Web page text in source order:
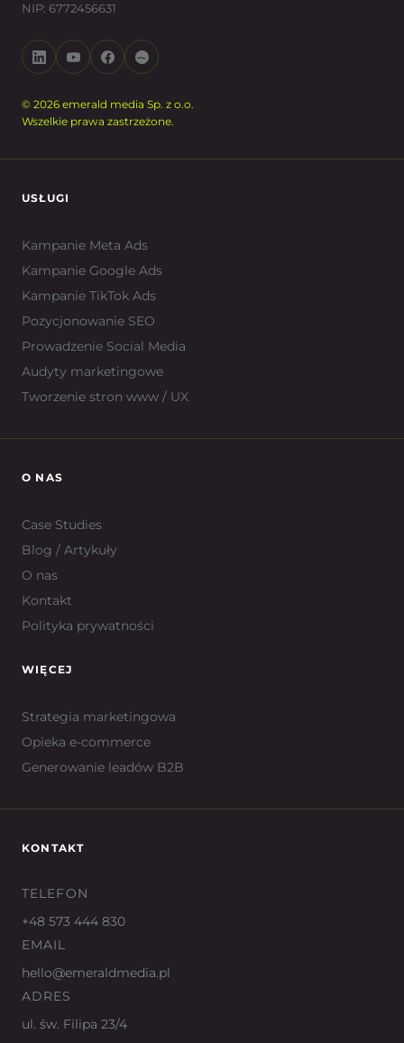
NIP: 6772456631
© 2026 emerald media Sp. z o.o.
Wszelkie prawa zastrzeżone.
USŁUGI
Kampanie Meta Ads
Kampanie Google Ads
Kampanie TikTok Ads
Pozycjonowanie SEO
Prowadzenie Social Media
Audyty marketingowe
Tworzenie stron www / UX
O NAS
Case Studies
Blog / Artykuły
O nas
Kontakt
Polityka prywatności
WIĘCEJ
Strategia marketingowa
Opieka e-commerce
Generowanie leadów B2B
KONTAKT
TELEFON
+48 573 444 830
EMAIL
hello@emeraldmedia.pl
ADRES
ul. św. Filipa 23/4